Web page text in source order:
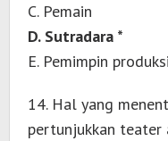
C. Pemain
D. Sutradara *
E. Pemimpin produksi
14. Hal yang
pertunjukkan